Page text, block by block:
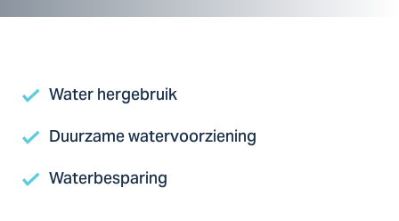
Water hergebruik
Duurzame watervoorziening
Waterbesparing